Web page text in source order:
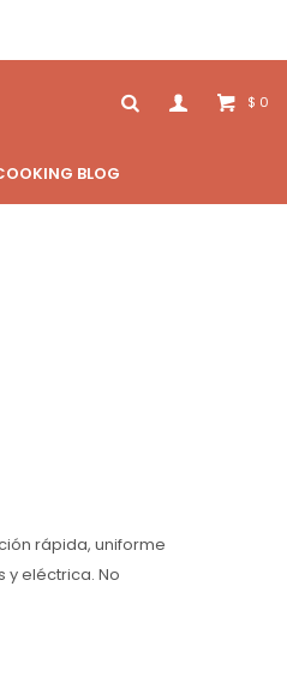
BLOG
$ 0
rápida, uniforme
y eléctrica. No